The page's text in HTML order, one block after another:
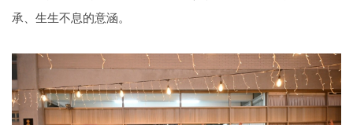
承、生生不息的意涵。